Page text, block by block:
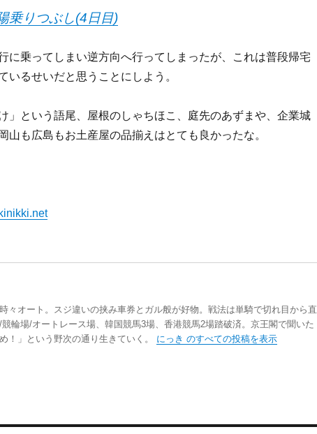
乗りつぶし(4日目)
に乗ってしまい逆方向へ行ってしまったが、これは普段帰宅
いるせいだと思うことにしよう。
」という語尾、屋根のしゃちほこ、庭先のあずまや、企業城
山も広島もお土産屋の品揃えはとても良かったな。
々オート。スジ違いの挟み車券とガル般が好物。戦法は単騎で切れ目から直
輪場/オートレース場、韓国競馬3場、香港競馬2場踏破済。京王閣で聞いた
！」という野次の通り生きていく。 にっき のすべての投稿を表示